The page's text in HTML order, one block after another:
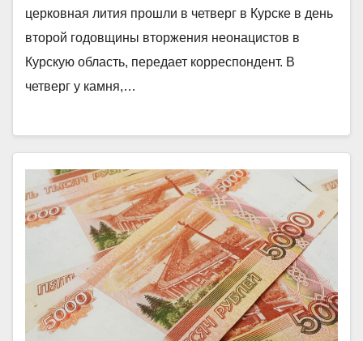
церковная лития прошли в четверг в Курске в день
второй годовщины вторжения неонацистов в
Курскую область, передает корреспондент. В
четверг у камня,…